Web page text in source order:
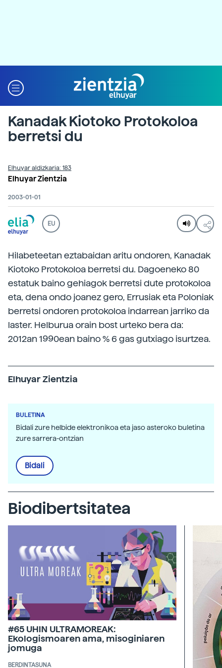
Kanadak Kiotoko Protokoloa
berretsi du
Elhuyar aldizkaria: 183
Elhuyar Zientzia
2003-01-01
EU
Hilabeteetan eztabaidan aritu ondoren, Kanadak
Kiotoko Protokoloa berretsi du. Dagoeneko 80
estatuk baino gehiagok berretsi dute protokoloa
eta, dena ondo joanez gero, Errusiak eta Poloniak
berretsi ondoren protokoloa indarrean jarriko da
laster. Helburua orain bost urteko bera da:
2012an 1990ean baino % 6 gas gutxiago isurtzea.
Elhuyar Zientzia
BULETINA
Bidali zure helbide elektronikoa eta jaso asteroko buletina
zure sarrera-ontzian
Bidali
Biodibertsitatea
#65 UHIN ULTRAMOREAK:
Ekologismoaren ama, misoginiaren
jomuga
BERDINTASUNA